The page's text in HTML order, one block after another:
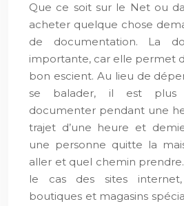
Que ce soit sur le Net ou
acheter quelque chose
de documentation. La
importante, car elle permet
bon escient. Au lieu de
se balader, il est plus
documenter pendant une
trajet d’une heure et
une personne quitte la
aller et quel chemin
le cas des sites
boutiques et magasins